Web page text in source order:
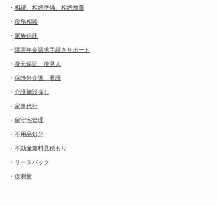
・ 相続、相続準備、相続放棄
・ 税務相談
・ 家族信託
・ 障害年金請求手続きサポート
・ 身元保証、後見人
・ 保険外介護、看護
・ 介護施設探し
・ 家事代行
・ 留守宅管理
・ 不用品処分
・ 不動産無料見積もり
・ リースバック
・ 仮測量